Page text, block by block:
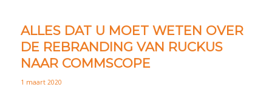
ALLES DAT U MOET WETEN OVER
DE REBRANDING VAN RUCKUS
NAAR COMMSCOPE
1 maart 2020